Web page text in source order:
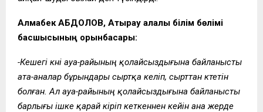
Алмабек АБДОЛОВ, Атырау қалалық білім бөлімі
басшысының орынбасары:
-Кешегі күні ауа-райының қолайсыздығына байланысты
ата-аналар бұрындары сыртқа келіп, сырттан күтетін
болған. Ал ауа-райының қолайсыздығына байланысты
барлығы ішке қарай кіріп кеткеннен кейін ана жерде